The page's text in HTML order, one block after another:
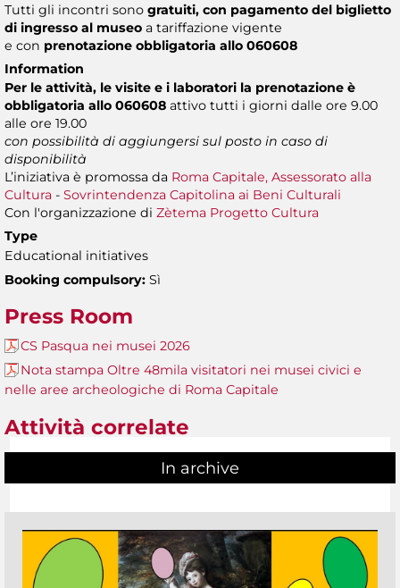
Tutti gli incontri sono gratuiti, con pagamento del biglietto
di ingresso al museo a tariffazione vigente
e con prenotazione obbligatoria allo 060608
Information
Per le attività, le visite e i laboratori la prenotazione è
obbligatoria allo 060608 attivo tutti i giorni dalle ore 9.00
alle ore 19.00
con possibilità di aggiungersi sul posto in caso di
disponibilità
L’iniziativa è promossa da Roma Capitale, Assessorato alla
Cultura - Sovrintendenza Capitolina ai Beni Culturali
Con l'organizzazione di Zètema Progetto Cultura
Type
Educational initiatives
Booking compulsory: Sì
Press Room
CS Pasqua nei musei 2026
Nota stampa Oltre 48mila visitatori nei musei civici e
nelle aree archeologiche di Roma Capitale
Attività correlate
In archive